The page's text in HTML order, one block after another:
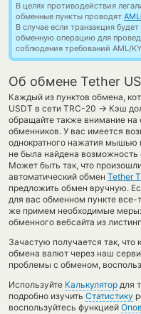
В целях противодействия
обменные пункты проводят
В случае если транзакция
обменную операцию для
соблюдения требований AML/
Об обмене Tether
Каждый из пунктов обмена,
USDT в сети TRC-20 → Кэш
обращайте также внимание на
обменников. У вас имеется
однократного нажатия мышью
не была найдена возможность
Может быть так, что
автоматический обмен Tether
предложить обмен вручную.
для вас обменном пункте
же примем необходимые
обменного вебсайта из
Зачастую получается так, что
обмена валют через наш
проблемы с обменом,
Используйте Калькулятор для
подробно изучить Статистику
воспользуйтесь функцией